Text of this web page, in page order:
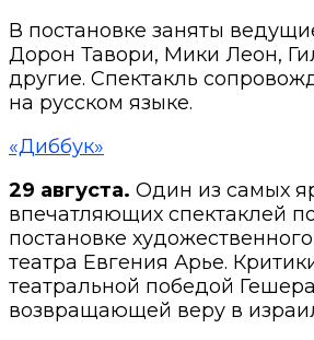
В постановке заняты
Дорон Тавори, Мики Леон,
другие. Спектакль
на русском языке.
«Диббук»
29 августа. Один из самых
впечатляющих спектаклей
постановке
театра Евгения Арье.
театральной победой
возвращающей веру в